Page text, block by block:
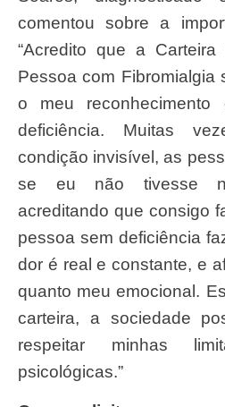
comentou sobre a
“Acredito que a
Pessoa com Fibromialgia
o meu reconhecimento
deficiência. Muitas
condição invisível, as
se eu não tivesse
acreditando que consigo
pessoa sem deficiência
dor é real e constante, e
quanto meu emocional.
carteira, a sociedade
respeitar minhas
psicológicas.”